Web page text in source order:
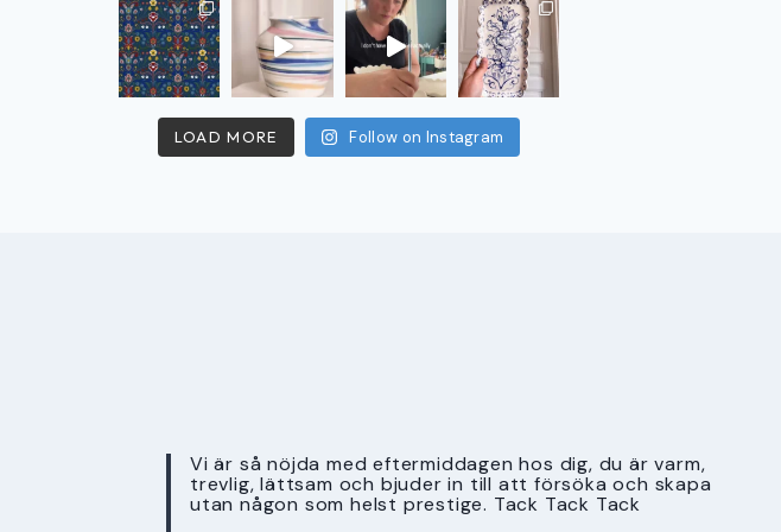
LOAD MORE Follow on Instagram
Vi är så nöjda med eftermiddagen hos dig, du är varm,
trevlig, lättsam och bjuder in till att försöka och skapa
utan någon som helst prestige. Tack Tack Tack